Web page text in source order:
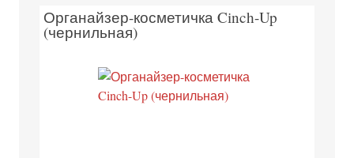
Органайзер-косметичка Cinch-Up
(чернильная)